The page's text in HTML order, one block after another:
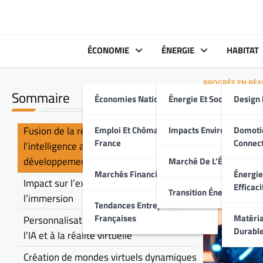
ÉCONOMIE
Économies Nationales
Emploi Et Chômage En
France
Marchés Financiers Français
Tendances Entreprises
Françaises
ÉNERGIE
Énergie Et Société
Impacts
Marché De L’Énergie
Transition Énergétique
HABITAT
PROGRÈS EN
Sommaire
Fusion de la réalité virtuelle et de
l’intelligence artificielle dans le
développement des jeux
Impact sur l’expérience utilisateur et
l’immersion
Personnalisation du gameplay grâce à
l’IA et à la réalité virtuelle
Création de mondes virtuels dynamiques